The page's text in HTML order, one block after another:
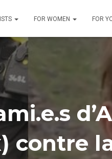
FOR WOMEN FOR
contre